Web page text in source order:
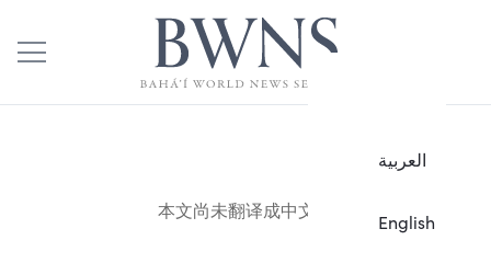
العربية
English
本文尚未翻译成中文。